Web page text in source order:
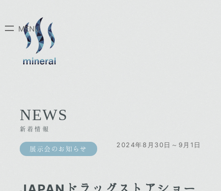
NEWS
新着情報
展示会のお知らせ 2024年8月30日～9月1日